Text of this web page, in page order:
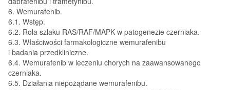
6. Wemurafenib.
6.1. Wstęp.
6.2. Rola szlaku RAS/RAF/MAPK w patogenezie czerniaka.
6.3. Właściwości farmakologiczne wemurafenibu
i badania przedkliniczne.
6.4. Wemurafenib w leczeniu chorych na zaawansowanego
czerniaka.
6.5. Działania niepożądane wemurafenibu.